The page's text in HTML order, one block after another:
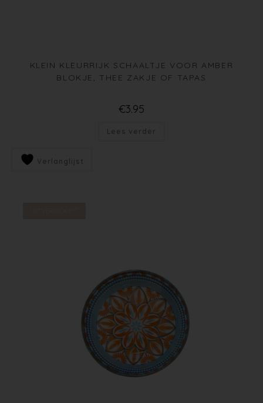
KLEIN KLEURRIJK SCHAALTJE VOOR AMBER
BLOKJE, THEE ZAKJE OF TAPAS
€3.95
Lees verder
Verlanglijst